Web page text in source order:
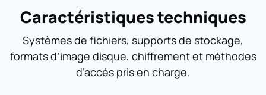
Caractéristiques techniques
Systèmes de fichiers, supports de stockage,
formats d’image disque, chiffrement et méthodes
d’accès pris en charge.